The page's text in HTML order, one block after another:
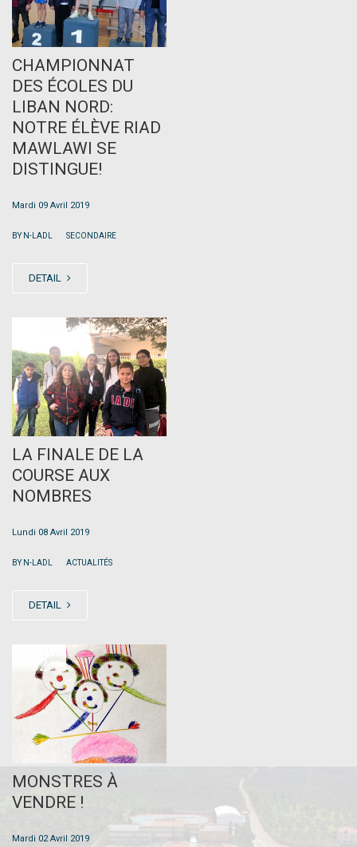
CHAMPIONNAT
DES ÉCOLES DU
LIBAN NORD:
NOTRE ÉLÈVE RIAD
MAWLAWI SE
DISTINGUE!
Mardi 09 Avril 2019
BY N-LADL SECONDAIRE
DETAIL
LA FINALE DE LA
COURSE AUX
NOMBRES
Lundi 08 Avril 2019
BY N-LADL ACTUALITÉS
DETAIL
02
MONSTRES À
VENDRE !
Mardi 02 Avril 2019